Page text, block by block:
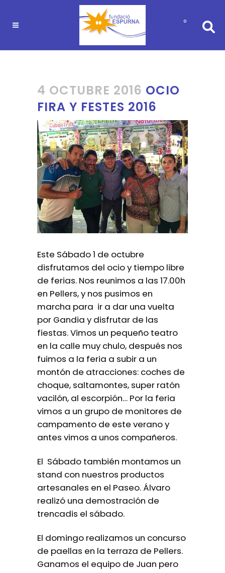
0
4 OCTUBRE 2016 OCIO
FIRA Y FESTES 2016
Este Sábado 1 de octubre
disfrutamos del ocio y tiempo libre
de ferias. Nos reunimos a las 17.00h
en Pellers, y nos pusimos en
marcha para ir a dar una vuelta
por Gandia y disfrutar de las
fiestas. Vimos un pequeño teatro
en la calle muy chulo, después nos
fuimos a la feria a subir a un
montón de atracciones: coches de
choque, saltamontes, super ratón
vacilón, al escorpión… Por la feria
vimos a un grupo de monitores de
campamento de este verano y
antes vimos a unos compañeros.
El Sábado también montamos un
stand con nuestros productos
artesanales en el Paseo. Álvaro
realizó una demostración de
trencadis el sábado.
El domingo realizamos un concurso
de paellas en la terraza de Pellers.
Ganamos el equipo de Juan pero